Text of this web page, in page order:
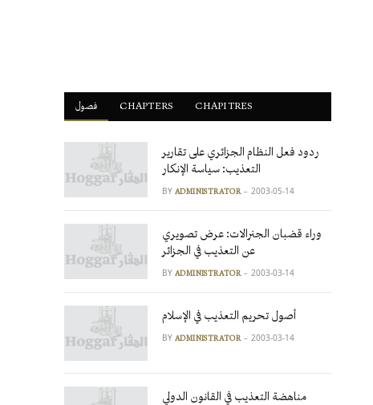
فصول ْCHAPTERS CHAPITRES
ردود فعل النظام الجزائري على تقارير
التعذيب: سياسة الإنكار
BY ADMINISTRATOR 2003-05-14
وراء قضبان الجنرالات: عرض تصويري
عن التعذيب في الجزائر
BY ADMINISTRATOR 2003-03-14
أصول تحريم التعذيب في الإسلام
BY ADMINISTRATOR 2003-03-14
مناهضة التعذيب في القانون الدولي